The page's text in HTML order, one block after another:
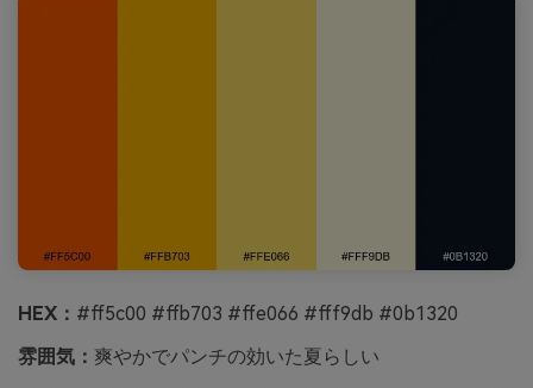
HEX： #ff5c00 #ffb703 #ffe066 #fff9db #0b1320
雰囲気： 爽やかでパンチの効いた夏らしい